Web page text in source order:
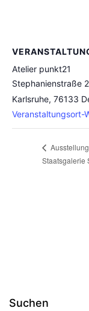
Atelier punkt21
Stephanienstraße
Karlsruhe, 76133
Veranstaltungsort-
Staatsgalerie
Suchen